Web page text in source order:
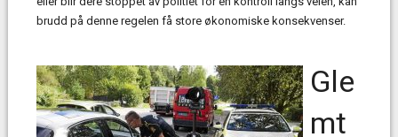
brudd på denne regelen få store økonomiske konsekvenser.
Gle
mt